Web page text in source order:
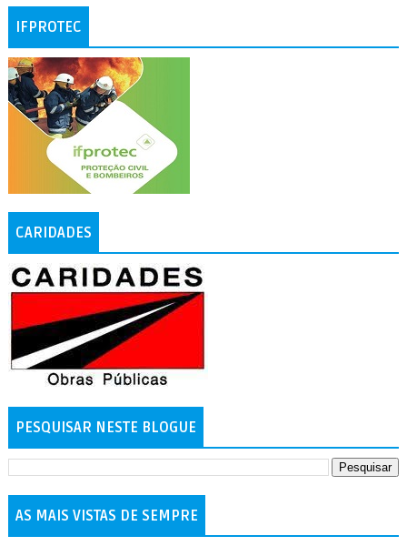
IFPROTEC
CARIDADES
PESQUISAR NESTE BLOGUE
AS MAIS VISTAS DE SEMPRE